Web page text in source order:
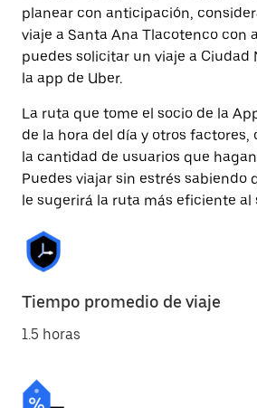
planear con anticipación,
viaje a Santa Ana Tlacotenco con
puedes solicitar un viaje a Ciudad
la app de Uber.
La ruta que tome el socio de la
de la hora del día y otros factores,
la cantidad de usuarios que
Puedes viajar sin estrés sabiendo
le sugerirá la ruta más eficiente al
Tiempo promedio de viaje
1.5 horas